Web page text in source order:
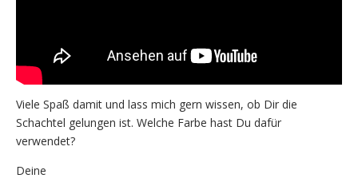
Viele Spaß damit und lass mich gern wissen, ob Dir die
Schachtel gelungen ist. Welche Farbe hast Du dafür
verwendet?
Deine